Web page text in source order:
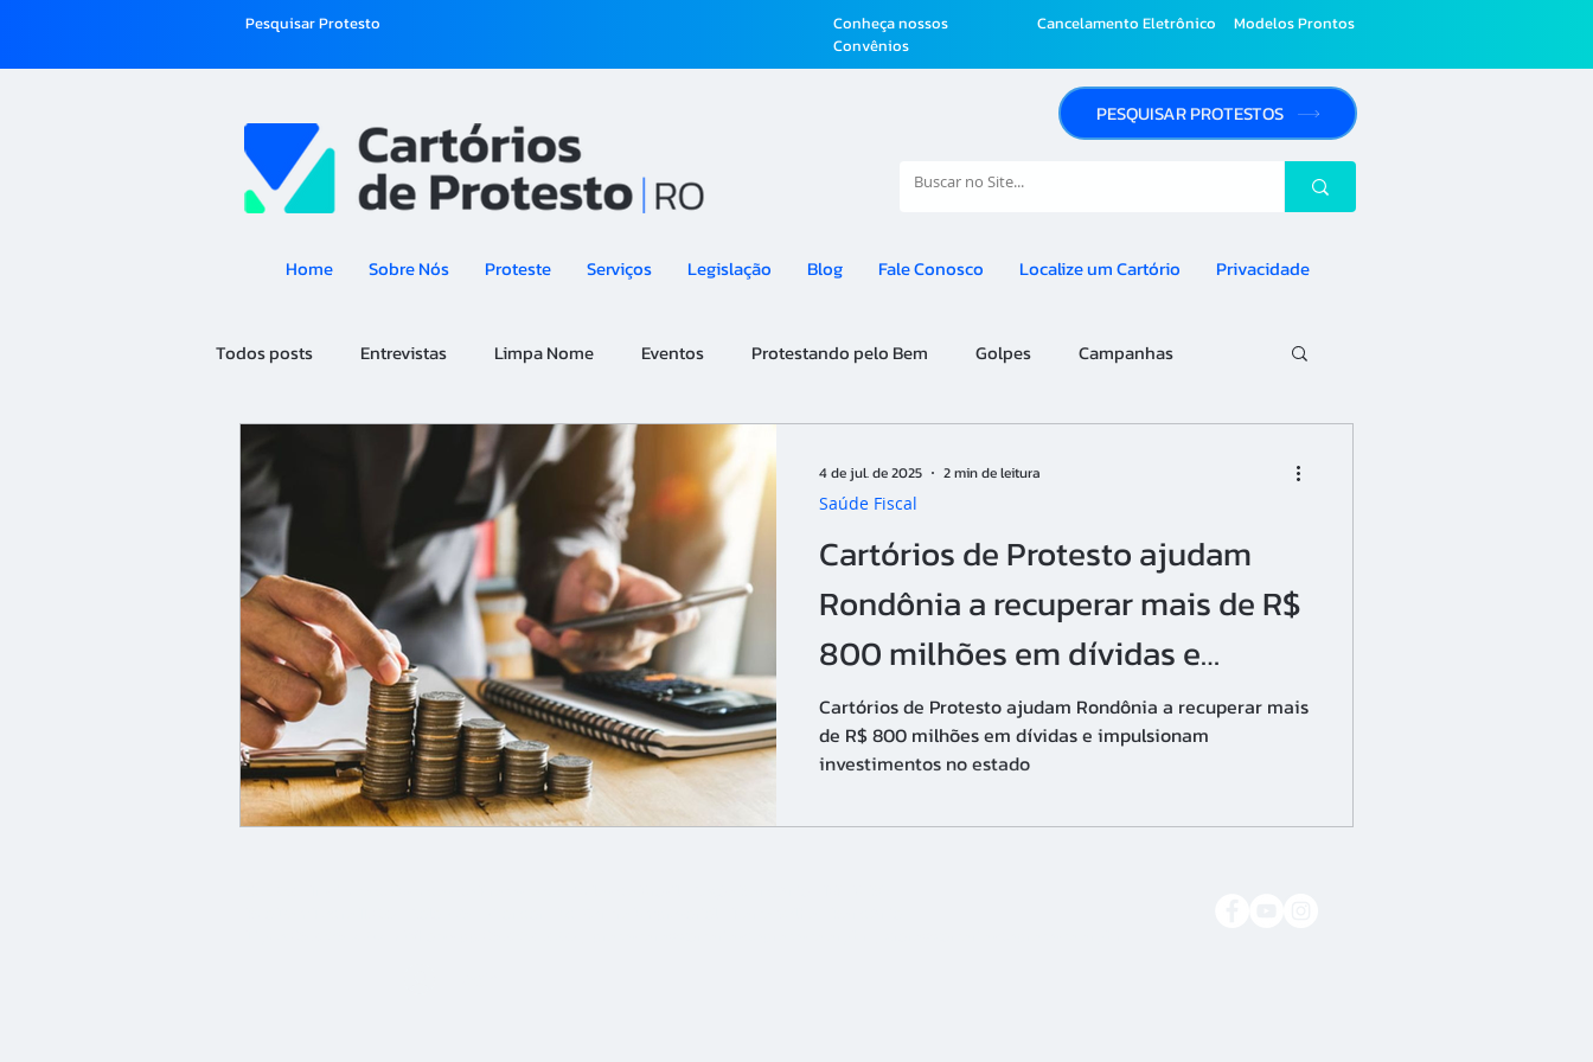
Pesquisar Protesto
Conheça nossos
Convênios
Cancelamento Eletrônico Modelos Prontos
PESQUISAR PROTESTOS
Home Sobre Nós Proteste Serviços Legislação Blog Fale Conosco Localize um Cartório Privacidade
Todos posts Entrevistas Limpa Nome Eventos Protestando pelo Bem Golpes Campanhas
Saúde Fiscal
Cartórios de Protesto ajudam
Rondônia a recuperar mais de R$
800 milhões em dívidas e
impulsionam investimentos no
estado
Cartórios de Protesto ajudam Rondônia a recuperar mais
de R$ 800 milhões em dívidas e impulsionam
investimentos no estado
Saúde Fiscal
4 de jul. de 2025 2 min de leitura